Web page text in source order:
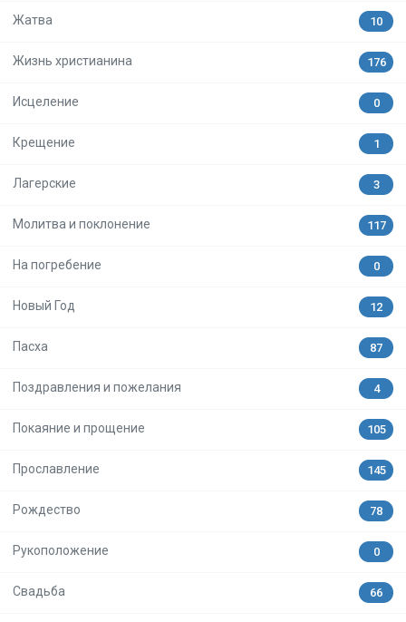
Жатва 10
Жизнь христианина 176
Исцеление 0
Крещение 1
Лагерские 3
Молитва и поклонение 117
На погребение 0
Новый Год 12
Пасха 87
Поздравления и пожелания 4
Покаяние и прощение 105
Прославление 145
Рождество 78
Рукоположение 0
Свадьба 66